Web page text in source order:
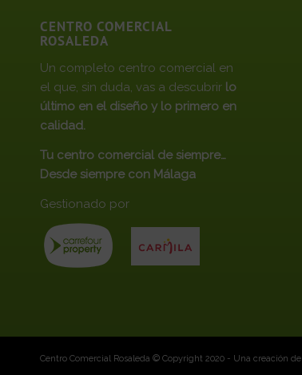
CENTRO COMERCIAL
ROSALEDA
Un completo centro comercial en
el que, sin duda, vas a descubrir lo
último en el diseño y lo primero en
calidad.
Tu centro comercial de siempre…
Desde siempre con Málaga
Gestionado por
Centro Comercial Rosaleda © Copyright 2020 - Una creación de